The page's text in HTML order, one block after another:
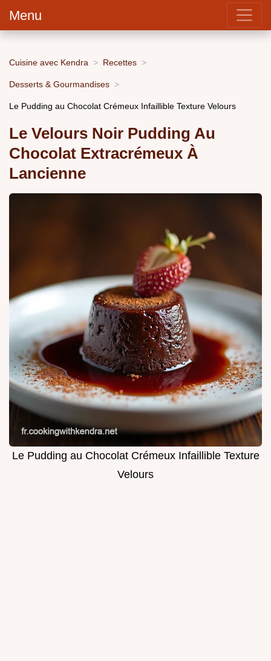
Menu
Cuisine avec Kendra Recettes
Desserts & Gourmandises
Le Pudding au Chocolat Crémeux Infaillible Texture Velours
Le Velours Noir Pudding Au
Chocolat Extracrémeux À
Lancienne
Le Pudding au Chocolat Crémeux Infaillible Texture
Velours